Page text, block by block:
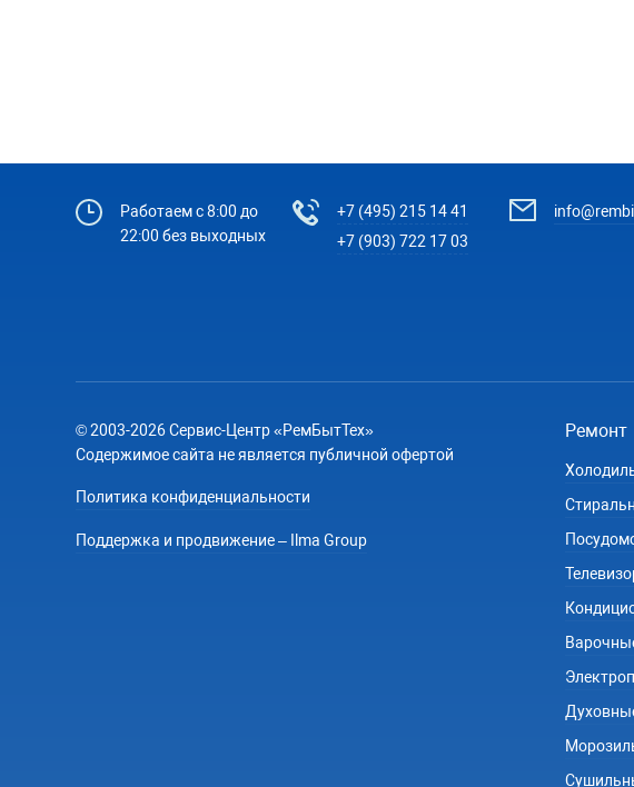
Работаем с 8:00 до
22:00 без выходных
+7 (495) 215 14 41
+7 (903) 722 17 03
© 2003-2026 Сервис-Центр «РемБытТех»
Содержимое сайта не является публичной офертой
Политика конфиденциальности
Поддержка и продвижение – Ilma Group
Ремонт